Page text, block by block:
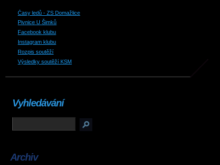
Časy ledů - ZS Domažlice
Pivnice U Šimků
Facebook klubu
Instagram klubu
Rozpis soutěží
Výsledky soutěží KSM
Vyhledávání
Archiv